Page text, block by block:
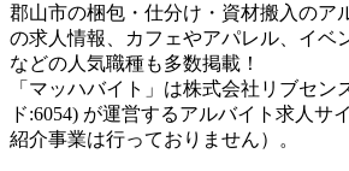
郡山市の梱包・仕分け・資材搬入のア
の求人情報、カフェやアパレル、イベ
などの人気職種も多数掲載！
「マッハバイト」は株式会社リブセン
ド:6054) が運営するアルバイト求人サ
紹介事業は行っておりません）。